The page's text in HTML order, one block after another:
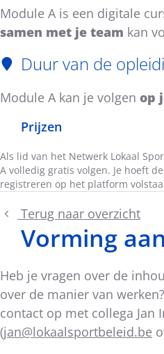
Module A is een digitale
samen met je team kan
Duur van de
Module A kan je volgen op
Prijzen
Als lid van het Netwerk Lokaal
A volledig gratis volgen. Je hoeft
registreren op het platform
Terug naar overzicht
Vorming
Heb je vragen over de
over de manier van
contact op met collega Jan
(jan@lokaalsportbeleid.be